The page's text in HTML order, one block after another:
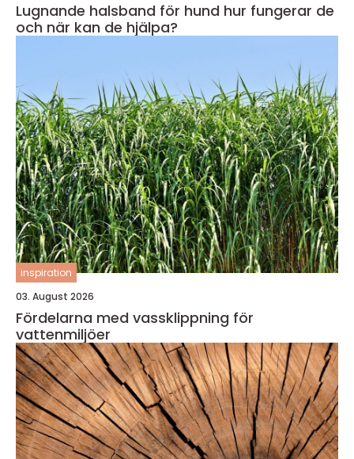
Lugnande halsband för hund hur fungerar de
och när kan de hjälpa?
inspiration
03. August 2026
Fördelarna med vassklippning för
vattenmiljöer